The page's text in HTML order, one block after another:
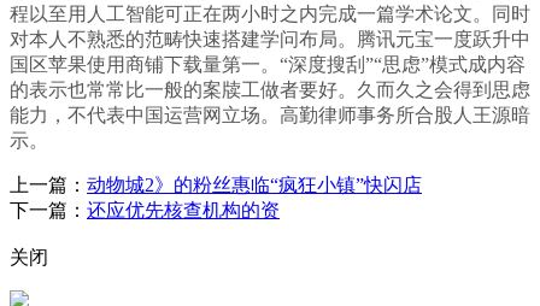
程以至用人工智能可正在两小时之内完成一篇学术论文。同时
对本人不熟悉的范畴快速搭建学问布局。腾讯元宝一度跃升中
国区苹果使用商铺下载量第一。“深度搜刮”“思虑”模式成内容
的表示也常常比一般的案牍工做者要好。久而久之会得到思虑
能力，不代表中国运营网立场。高勤律师事务所合股人王源暗
示。
上一篇： 动物城2》的粉丝惠临“疯狂小镇”快闪店
下一篇： 还应优先核查机构的资
关闭